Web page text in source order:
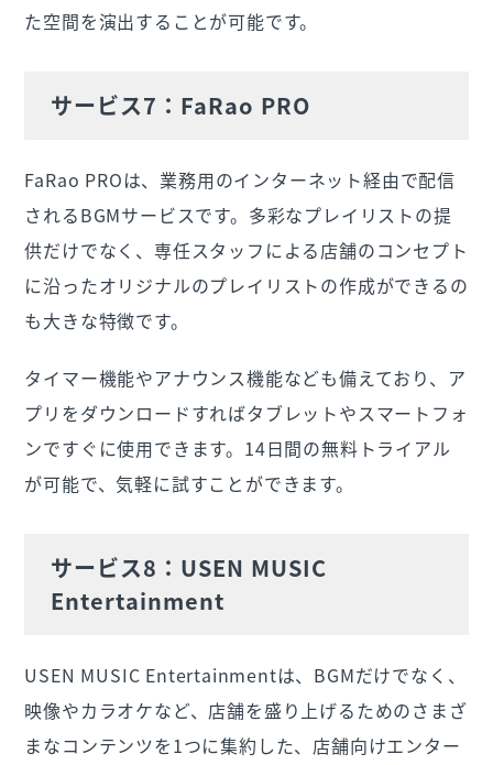
た空間を演出することが可能です。
サービス7：FaRao PRO
FaRao PROは、業務用のインターネット経由で配信
されるBGMサービスです。多彩なプレイリストの提
供だけでなく、専任スタッフによる店舗のコンセプト
に沿ったオリジナルのプレイリストの作成ができるの
も大きな特徴です。
タイマー機能やアナウンス機能なども備えており、ア
プリをダウンロードすればタブレットやスマートフォ
ンですぐに使用できます。14日間の無料トライアル
が可能で、気軽に試すことができます。
サービス8：USEN MUSIC
Entertainment
USEN MUSIC Entertainmentは、BGMだけでなく、
映像やカラオケなど、店舗を盛り上げるためのさまざ
まなコンテンツを1つに集約した、店舗向けエンター